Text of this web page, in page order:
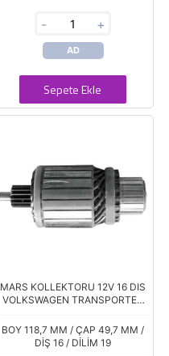
- +
AD
Sepete Ekle
MARS KOLLEKTORU 12V 16 DIS
VOLKSWAGEN TRANSPORTER
BOY 118,7 MM / ÇAP 49,7 MM /
DİŞ 16 / DİLİM 19